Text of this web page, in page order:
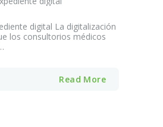
digital La digitalización
los consultorios médicos
Read More